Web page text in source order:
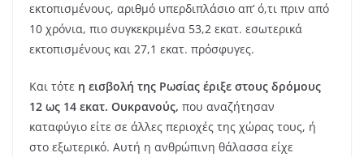
εκτοπισμένους, αριθμό υπερδιπλάσιο απ’ ό,τι πριν από
10 χρόνια, πιο συγκεκριμένα 53,2 εκατ. εσωτερικά
εκτοπισμένους και 27,1 εκατ. πρόσφυγες.
Και τότε η εισβολή της Ρωσίας έριξε στους δρόμους
12 ως 14 εκατ. Ουκρανούς, που αναζήτησαν
καταφύγιο είτε σε άλλες περιοχές της χώρας τους, ή
στο εξωτερικό. Αυτή η ανθρώπινη θάλασσα είχε